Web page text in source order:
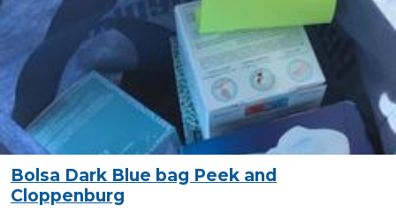
Bolsa Dark Blue bag Peek and
Cloppenburg